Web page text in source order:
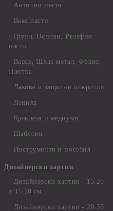
Антични пасти
Вакс пасти
Грунд, Основи, Релефни
пасти
Варак, Шлак метал, Фолио,
Пантна
Лакове и защитни покрития
Лепила
Краклета и медиуми
Шаблони
Инструменти и пособия
Дизайнерски хартии
Дизайнерски хартии - 15.20
х 15.20 см.
Дизайнерски хартии - 20.30